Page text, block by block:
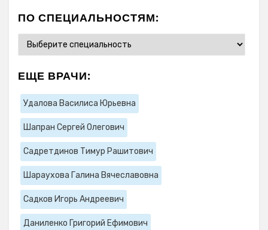
ПО СПЕЦИАЛЬНОСТЯМ:
ЕЩЕ ВРАЧИ:
Удалова Василиса Юрьевна
Шапран Сергей Олегович
Садретдинов Тимур Рашитович
Шараухова Галина Вячеславовна
Садков Игорь Андреевич
Даниленко Григорий Ефимович